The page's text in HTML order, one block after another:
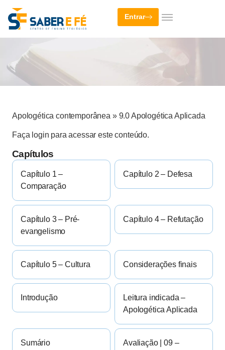
Entrar
Apologética contemporânea » 9.0 Apologética Aplicada
Faça login para acessar este conteúdo.
Capítulos
Capítulo 1 –
Comparação
Capítulo 2 – Defesa
Capítulo 3 – Pré-
evangelismo
Capítulo 4 – Refutação
Capítulo 5 – Cultura Considerações finais
Introdução
Leitura indicada –
Apologética Aplicada
Sumário
Avaliação | 09 –